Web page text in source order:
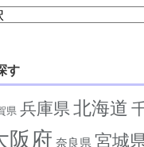
す
す
県 兵庫県 北海道
阪府 奈良県 宮城